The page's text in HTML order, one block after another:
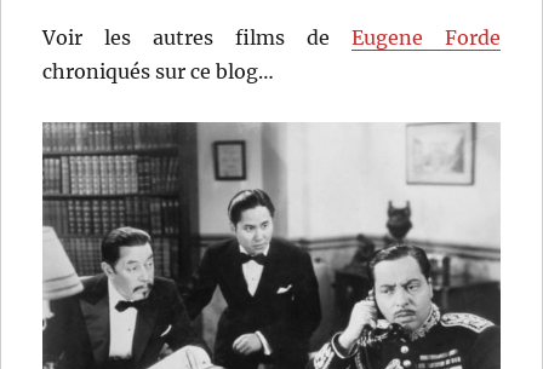
Voir les autres films de Eugene Forde
chroniqués sur ce blog…